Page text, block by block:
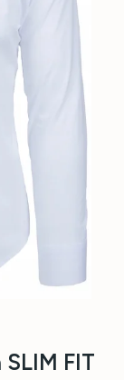
FIT